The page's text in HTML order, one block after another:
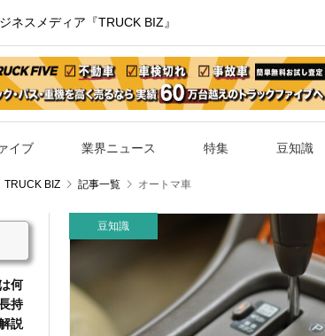
ネスメディア『TRUCK BIZ』
イブ 業界ニュース 特集 豆知識
TRUCK BIZ 記事一覧 オートマ車
豆知識
何
持
説